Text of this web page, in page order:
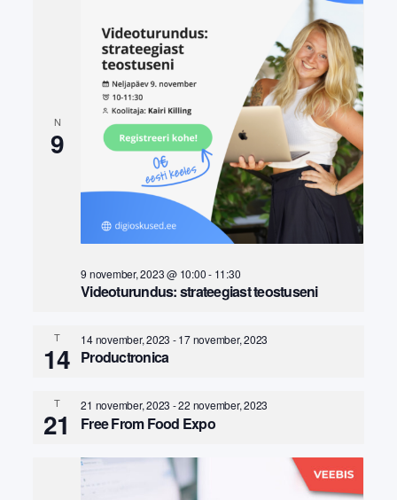
N
9
9 november, 2023 @ 10:00- 11:30
Videoturundus: strateegiast teostuseni
T
14
14 november, 2023 -17 november, 2023
Productronica
T
21
21 november, 2023 -22 november, 2023
Free From Food Expo